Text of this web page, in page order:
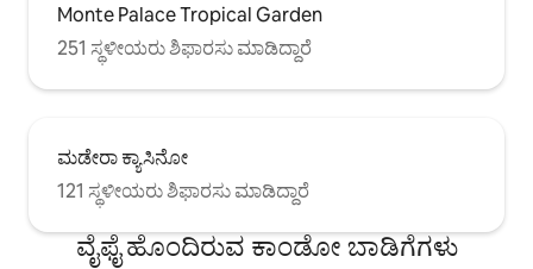
Monte Palace Tropical Garden
251 ಸ್ಥಳೀಯರು ಶಿಫಾರಸು ಮಾಡಿದ್ದಾರೆ
ಮಡೇರಾ ಕ್ಯಾಸಿನೋ
121 ಸ್ಥಳೀಯರು ಶಿಫಾರಸು ಮಾಡಿದ್ದಾರೆ
ವೈಫೈ ಹೊಂದಿರುವ ಕಾಂಡೋ ಬಾಡಿಗೆಗಳು